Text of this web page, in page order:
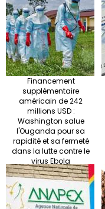
Financement
supplémentaire
américain de 242
millions USD :
Washington salue
l'Ouganda pour sa
rapidité et sa fermeté
dans la lutte contre le
virus Ebola